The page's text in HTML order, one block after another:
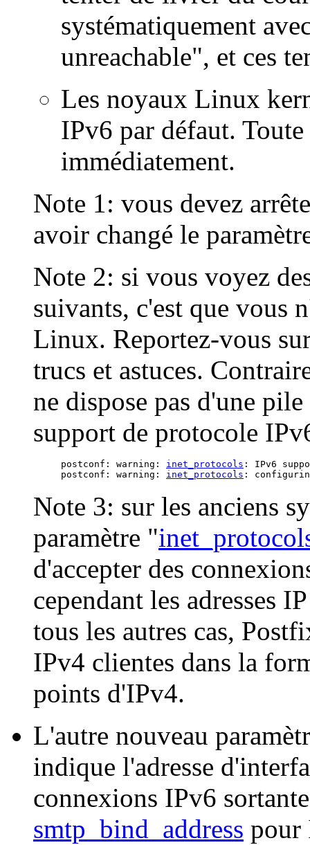
systématiquement
unreachable", et ces
Les noyaux Linux
IPv6 par défaut.
immédiatement.
Note 1: vous devez
avoir changé le
Note 2: si vous voyez
suivants, c'est que vous
Linux. Reportez-vous
trucs et astuces.
ne dispose pas d'une
support de protocole
postconf: warning: inet_protocols : IPv6
postconf: warning: inet_protocols
Note 3: sur les anciens
paramètre "
d'accepter des
cependant les adresses
tous les autres cas,
IPv4 clientes dans la
points d'IPv4.
L'autre nouveau
indique l'adresse
connexions IPv6
smtp_bind_address pour